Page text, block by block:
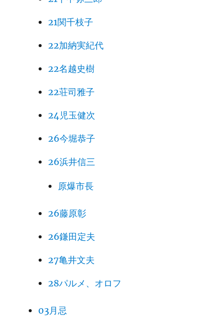
21関千枝子
22加納実紀代
22名越史樹
22荘司雅子
24児玉健次
26今堀恭子
26浜井信三
原爆市長
26藤原彰
26鎌田定夫
27亀井文夫
28パルメ、オロフ
03月忌